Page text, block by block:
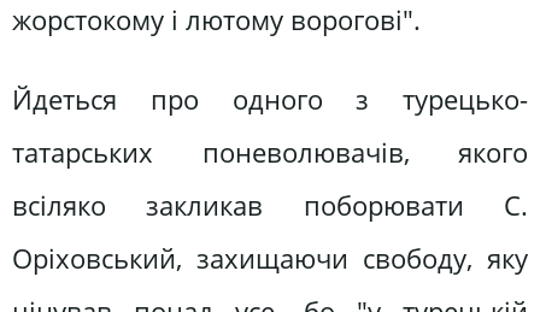
жорстокому і лютому ворогові".
Йдеться про одного з турецько-
татарських поневолювачів, якого
всіляко закликав поборювати С.
Оріховський, захищаючи свободу, яку